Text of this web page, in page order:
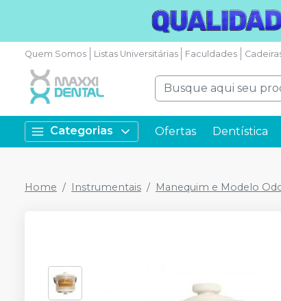
Quem Somos Listas Universitárias Faculdades
Categorias Ofertas Dentística
Home Instrumentais Manequim e Modelo